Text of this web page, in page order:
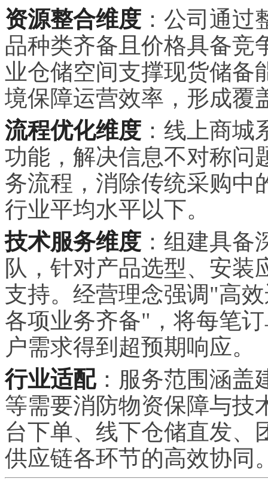
资源整合维度 ：公司通
品种类齐备且价格具备竞
业仓储空间支撑现货储备
境保障运营效率，形成覆
流程优化维度 ：线上商
功能，解决信息不对称问
务流程，消除传统采购中
行业平均水平以下。
技术服务维度 ：组建具
队，针对产品选型、安装
支持。经营理念强调"高
各项业务齐备"，将每笔
户需求得到超预期响应。
行业适配：服务范围涵盖
等需要消防物资保障与技
台下单、线下仓储直发、
供应链各环节的高效协同